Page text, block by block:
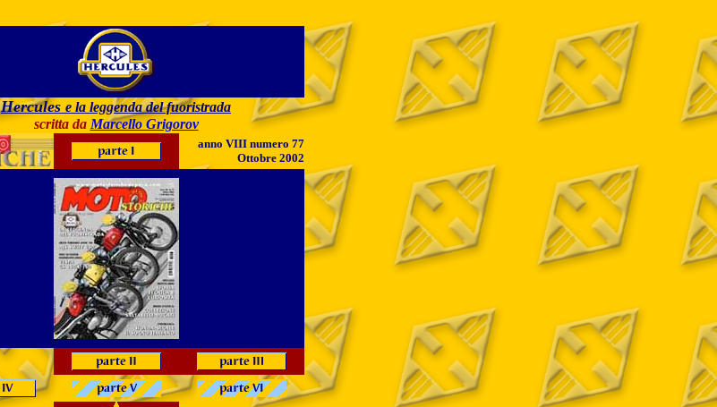
Hercules e la leggenda del fuoristrada
scritta da Marcello Grigorov
anno VIII numero 77
Ottobre 2002